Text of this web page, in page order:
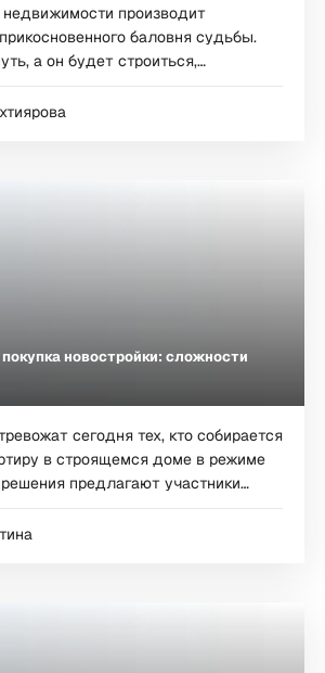
производит
баловня судьбы.
а он будет строиться,
жилье живет все по тем же
новостройки: сложности
сегодня тех, кто собирается
в строящемся доме в режиме
предлагают участники
прошедшее с начала режима